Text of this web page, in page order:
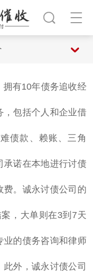
拥有10年债务追收经
，包括个人和企业借
债款、赖账、三角
承诺在本地进行讨债
费。诚永讨债公司的
，大单则在3到7天
业的债务咨询和律师
此外，诚永讨债公司